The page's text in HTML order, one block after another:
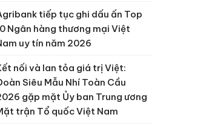
tiếp tục ghi dấu ấn Top
Ngân hàng thương mại Việt
uy tín năm 2026
nối và lan tỏa giá trị Việt:
Siêu Mẫu Nhí Toàn Cầu
gặp mặt Ủy ban Trung ương
trận Tổ quốc Việt Nam